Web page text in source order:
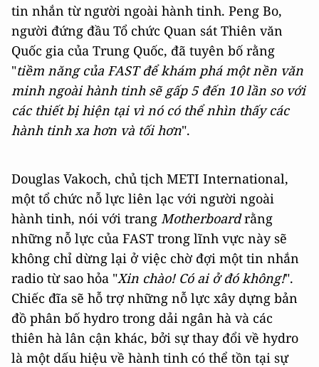
tin nhắn từ người ngoài hành tinh. Peng Bo,
người đứng đầu Tổ chức Quan sát Thiên văn
Quốc gia của Trung Quốc, đã tuyên bố rằng
"tiềm năng của FAST để khám phá một nền văn
minh ngoài hành tinh sẽ gấp 5 đến 10 lần so với
các thiết bị hiện tại vì nó có thể nhìn thấy các
hành tinh xa hơn và tối hơn".
Douglas Vakoch, chủ tịch METI International,
một tổ chức nỗ lực liên lạc với người ngoài
hành tinh, nói với trang Motherboardrằng
những nỗ lực của FAST trong lĩnh vực này sẽ
không chỉ dừng lại ở việc chờ đợi một tin nhắn
radio từ sao hỏa "Xin chào! Có ai ở đó không!".
Chiếc đĩa sẽ hỗ trợ những nỗ lực xây dựng bản
đồ phân bố hydro trong dải ngân hà và các
thiên hà lân cận khác, bởi sự thay đổi về hydro
là một dấu hiệu về hành tinh có thể tồn tại sự